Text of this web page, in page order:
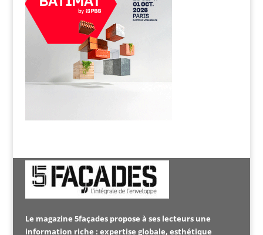
Le magazine 5façades propose à ses lecteurs une
information riche : expertise globale, esthétique